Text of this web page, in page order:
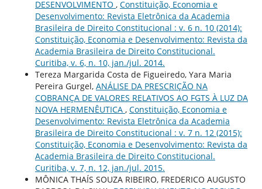
DESENVOLVIMENTO , Constituição, Economia e
Desenvolvimento: Revista Eletrônica da Academia
Brasileira de Direito Constitucional : v. 6 n. 10 (2014):
Constituição, Economia e Desenvolvimento: Revista da
Academia Brasileira de Direito Constitucional.
Curitiba, v. 6, n. 10, jan./jul. 2014.
Tereza Margarida Costa de Figueiredo, Yara Maria
Pereira Gurgel, ANÁLISE DA PRESCRIÇÃO NA
COBRANÇA DE VALORES RELATIVOS AO FGTS À LUZ DA
NOVA HERMENÊUTICA , Constituição, Economia e
Desenvolvimento: Revista Eletrônica da Academia
Brasileira de Direito Constitucional : v. 7 n. 12 (2015):
Constituição, Economia e Desenvolvimento: Revista da
Academia Brasileira de Direito Constitucional.
Curitiba, v. 7, n. 12, jan./jul. 2015.
MÔNICA THAÍS SOUZA RIBEIRO, FREDERICO AUGUSTO